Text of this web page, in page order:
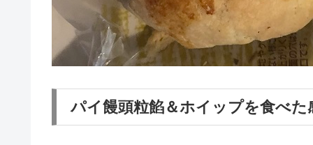
パイ饅頭粒餡＆ホイップを食べた